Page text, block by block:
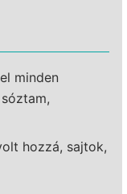
minden
hozzá, sajtok,